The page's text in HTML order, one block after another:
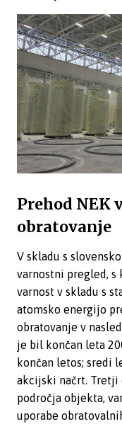
Prehod NEK
obratovanje
V skladu s
varnostni pregled, s
varnost v skladu s
atomsko energijo
obratovanje v
je bil končan leta
končan letos; sredi
akcijski načrt. Tretji
področja objekta,
uporabe